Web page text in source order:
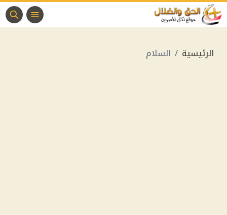
الرئيسية السلام